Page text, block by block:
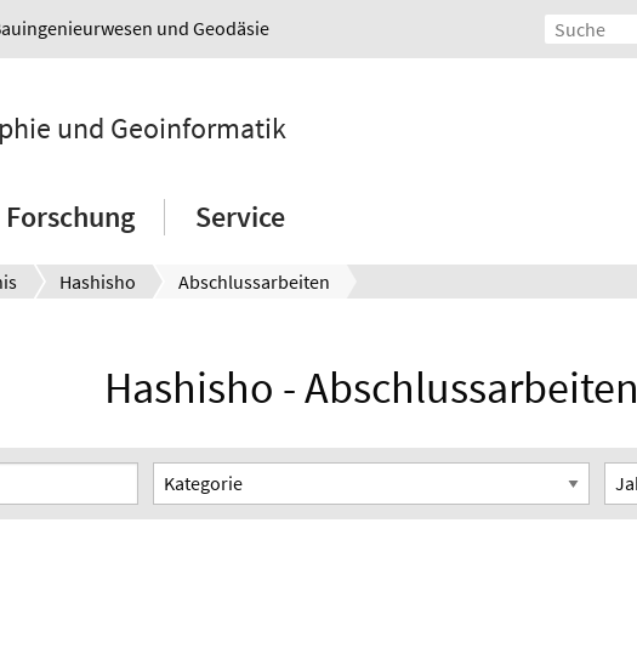
und Geodäsie
und Geoinformatik
Forschung Service
Hashisho Abschlussarbeiten
Hashisho - Abschlussarbeiten